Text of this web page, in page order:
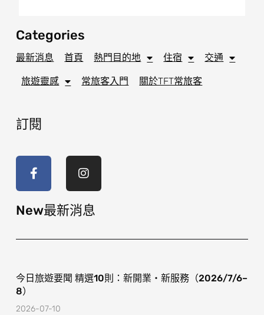
Categories
最新消息 首頁 熱門目的地 住宿 交通
旅遊靈感 常旅客入門 關於TFT常旅客
訂閱
c
o
-
s
g
r
m
New最新消息
今日旅遊要聞 精選10則：新開業・新服務（2026/7/6–
8）
2026-07-10